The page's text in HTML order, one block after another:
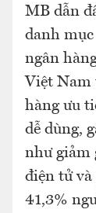
MB dẫn
danh
ngân
Việt Nam
hàng ưu
dễ dùng,
như giảm
điện tử
41,3%